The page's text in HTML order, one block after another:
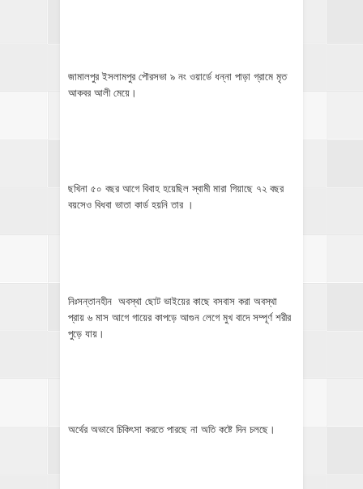
জামালপুর ইসলামপুর পৌরসভা ৯ নং ওয়ার্ডে ধন্না পাড়া গ্রামে মৃত
আকবর আলী মেয়ে।
ছখিনা ৫০ বছর আগে বিবাহ হয়েছিল স্বামী মারা গিয়াছে ৭২ বছর
বয়সেও বিধবা ভাতা কার্ড হয়নি তার ।
নিঃসন্তানহীন অবস্থা ছোট ভাইয়ের কাছে বসবাস করা অবস্থা
প্রায় ৬ মাস আগে গায়ের কাপড়ে আগুন লেগে মুখ বাদে সম্পূর্ণ শরীর
পুড়ে যায়।
অর্থের অভাবে চিকিৎসা করতে পারছে না অতি কষ্টে দিন চলছে।